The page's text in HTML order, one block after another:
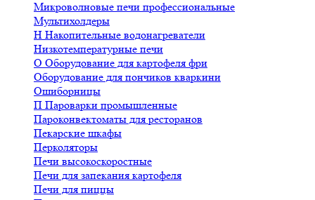
Микроволновые печи профессиональные
Мультихолдеры
Н Накопительные водонагреватели
Низкотемпературные печи
О Оборудование для картофеля фри
Оборудование для пончиков кваркини
Ошиборницы
П Пароварки промышленные
Пароконвектоматы для ресторанов
Пекарские шкафы
Перколяторы
Печи высокоскоростные
Печи для запекания картофеля
Печи для пиццы